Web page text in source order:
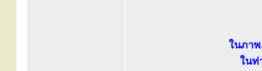
ในภาพ
ในท่